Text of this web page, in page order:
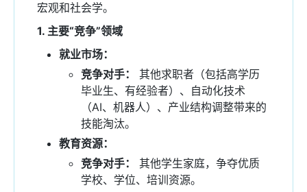
宏观和社会学。
1. 主要“竞争”领域
就业市场：
竞争对手：
其他求职者（包括高学历
毕业生、有经验者）、自动化技术
（AI、机器人）、产业结构调整带来的
技能淘汰。
教育资源：
竞争对手：
其他学生家庭，争夺优质
学校、学位、培训资源。